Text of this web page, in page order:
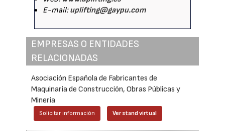
E-mail:uplifting@gaypu.com
EMPRESAS O ENTIDADES
RELACIONADAS
Asociación Española de Fabricantes de
Maquinaria de Construcción, Obras Públicas y
Minería
Solicitar información Ver stand virtual